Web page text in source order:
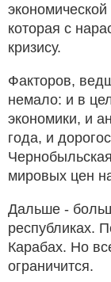
которая с
кризису.
Факторов,
немало: и в
экономики, и
года, и
мировых цен
Дальше -
республиках.
Карабах. Но
ограничится.